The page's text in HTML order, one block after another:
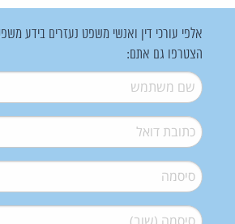
אלפי עורכי דין ואנשי משפט נעזרים בידע
הצטרפו גם אתם:
שם משתמש*
דואל*
סיסמה*
סיסמה (שוב)*